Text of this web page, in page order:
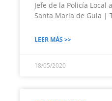
Jefe de la Policía Local
Santa María de Guía |
LEER MÁS >>
18/05/2020